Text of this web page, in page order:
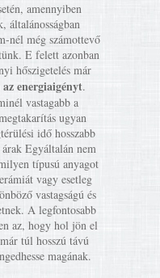
amennyiben
általánosságban
nél még számottevő
E felett azonban
hőszigetelés már
energiaigényt.
vastagabb a
ugyan
idő hosszabb
Egyáltalán nem
típusú anyagot
vagy esetleg
vastagságú és
A legfontosabb
az, hogy hol jön el
túl hosszú távú
magának.